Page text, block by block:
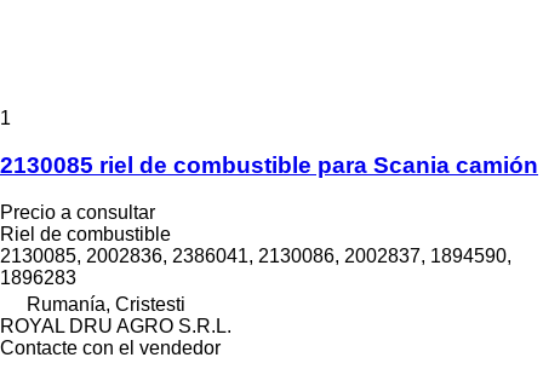
1
2130085 riel de combustible para Scania camión
Precio a consultar
Riel de combustible
2130085, 2002836, 2386041, 2130086, 2002837, 1894590,
1896283
Rumanía, Cristesti
ROYAL DRU AGRO S.R.L.
Contacte con el vendedor